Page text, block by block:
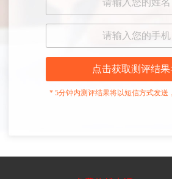
点击获取测评结果
* 5分钟内测评结果将以短信方式发送